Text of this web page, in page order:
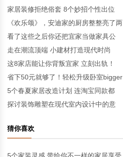
家居装修拒绝俗套 8个妙招个性出位
《欢乐颂》，安迪家的厨房整整亮了两
看了这些之后你还把宜家当做家具公
走在潮流顶端 小建材打造现代时尚
这8家店能让你背叛宜家 立刻出轨！
省下50元就够了！轻松升级卧室bigger
5个春夏家居改造计划 连淘宝同款都
探讨装饰雕塑在现代室内设计中的意
猜你喜欢